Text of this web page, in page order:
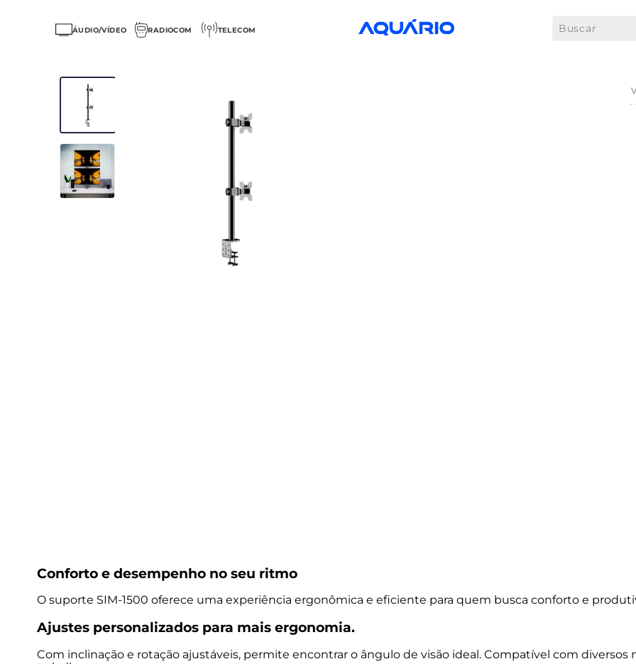
ÁUDIO/VÍDEO RADIOCOM TELECOM
Conforto e desempenho no seu ritmo
O suporte SIM-1500 oferece uma experiência ergonômica e eficiente para quem busca conforto e
Ajustes personalizados para mais ergonomia.
Com inclinação e rotação ajustáveis, permite encontrar o ângulo de visão ideal. Compatível com